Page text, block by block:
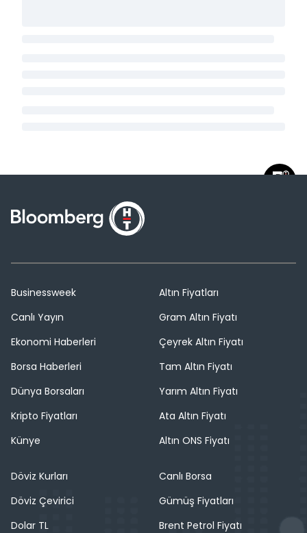
Businessweek
Canlı Yayın
Ekonomi Haberleri
Borsa Haberleri
Dünya Borsaları
Kripto Fiyatları
Künye
Altın Fiyatları
Gram Altın Fiyatı
Çeyrek Altın Fiyatı
Tam Altın Fiyatı
Yarım Altın Fiyatı
Ata Altın Fiyatı
Altın ONS Fiyatı
Döviz Kurları
Döviz Çevirici
Dolar TL
Canlı Borsa
Gümüş Fiyatları
Brent Petrol Fiyatı